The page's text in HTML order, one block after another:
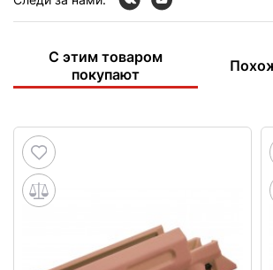
С этим товаром
покупают